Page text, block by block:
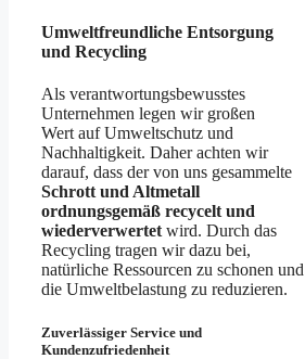
Umweltfreundliche Entsorgung
und Recycling
Als verantwortungsbewusstes
Unternehmen legen wir großen
Wert auf Umweltschutz und
Nachhaltigkeit. Daher achten wir
darauf, dass der von uns gesammelte
Schrott und Altmetall
ordnungsgemäß recycelt und
wiederverwertetwird. Durch das
Recycling tragen wir dazu bei,
natürliche Ressourcen zu schonen und
die Umweltbelastung zu reduzieren.
Zuverlässiger Service und
Kundenzufriedenheit